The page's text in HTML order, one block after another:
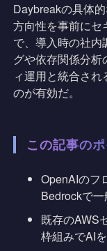
Daybreakの具体
方向性を事前にセ
で、導入時の社
グや依存関係分
ィ運用と統合され
のが有効だ。
この記事の
OpenAIのフ
Bedrockで
既存のAWS
枠組みでAI